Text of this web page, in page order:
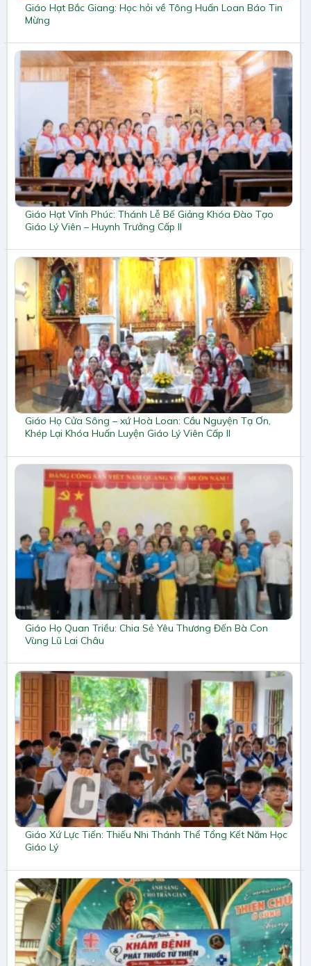
Giáo Hạt Bắc Giang: Học hỏi về Tông Huấn Loan Báo Tin
Mừng
Giáo Hạt Vĩnh Phúc: Thánh Lễ Bế Giảng Khóa Đào Tạo
Giáo Lý Viên – Huynh Trưởng Cấp II
Giáo Họ Cửa Sông – xứ Hoà Loan: Cầu Nguyện Tạ Ơn,
Khép Lại Khóa Huấn Luyện Giáo Lý Viên Cấp II
Giáo Họ Quan Triều: Chia Sẻ Yêu Thương Đến Bà Con
Vùng Lũ Lai Châu
Giáo Xứ Lực Tiến: Thiếu Nhi Thánh Thể Tổng Kết Năm Học
Giáo Lý